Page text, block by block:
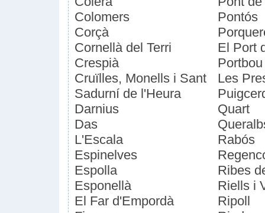
Colomers
Corçà
Cornellà del Terri
Crespià
Cruïlles, Monells i Sant
Sadurní de l'Heura
Darnius
Das
L'Escala
Espinelves
Espolla
Esponellà
El Far d'Empordà
Pontós
El Port
Portbou
Les
Quart
Rabós
Ribes
Riells i
Ripoll